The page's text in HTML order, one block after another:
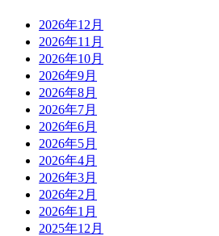
2026年12月
2026年11月
2026年10月
2026年9月
2026年8月
2026年7月
2026年6月
2026年5月
2026年4月
2026年3月
2026年2月
2026年1月
2025年12月